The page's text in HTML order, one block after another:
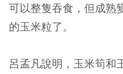
可以整隻吞食，但成熟
的玉米粒了。
呂孟凡說明，玉米筍和